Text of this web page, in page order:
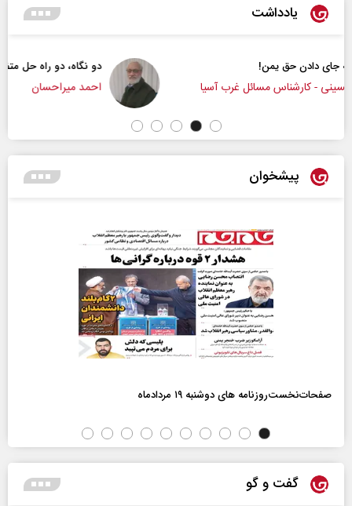
یادداشت
دو نگاه، دو راه حل متضاد
احمد میراحسان
پیشخوان
صفحات‌نخست‌روزنامه ها‌ی دوشنبه ۱۹ مردادماه
گفت و گو